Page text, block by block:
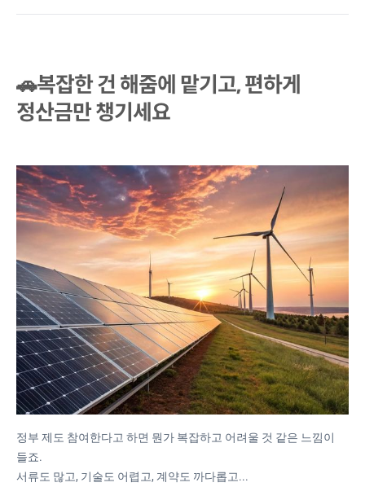
🚗복잡한 건 해줌에 맡기고, 편하게
정산금만 챙기세요
정부 제도 참여한다고 하면 뭔가 복잡하고 어려울 것 같은 느낌이
들죠.
서류도 많고, 기술도 어렵고, 계약도 까다롭고...